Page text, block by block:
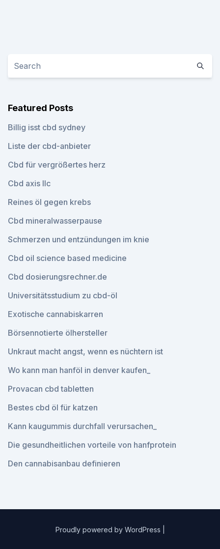
Featured Posts
Billig isst cbd sydney
Liste der cbd-anbieter
Cbd für vergrößertes herz
Cbd axis llc
Reines öl gegen krebs
Cbd mineralwasserpause
Schmerzen und entzündungen im knie
Cbd oil science based medicine
Cbd dosierungsrechner.de
Universitätsstudium zu cbd-öl
Exotische cannabiskarren
Börsennotierte ölhersteller
Unkraut macht angst, wenn es nüchtern ist
Wo kann man hanföl in denver kaufen_
Provacan cbd tabletten
Bestes cbd öl für katzen
Kann kaugummis durchfall verursachen_
Die gesundheitlichen vorteile von hanfprotein
Den cannabisanbau definieren
Proudly powered by WordPress